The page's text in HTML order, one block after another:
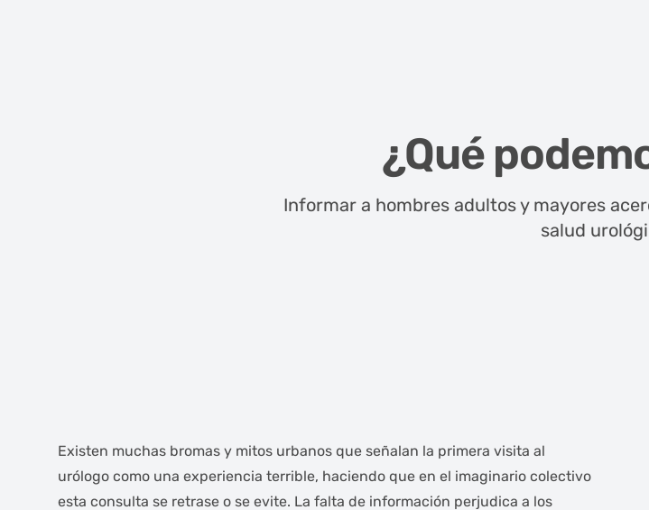
¿Qué
Informar a hombres adultos y mayores
salud
Existen muchas bromas y mitos urbanos que señalan la primera visita al
urólogo como una experiencia terrible, haciendo que en el imaginario colectivo
esta consulta se retrase o se evite. La falta de información perjudica a los